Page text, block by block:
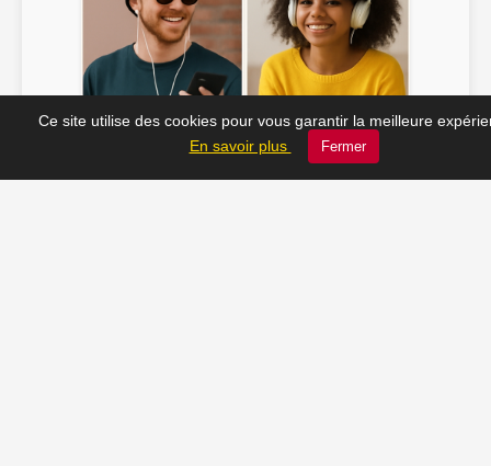
JC_13 ♫ Soline ♫
Ce site utilise des cookies pour vous garantir la meilleure
En savoir plus
Fermer